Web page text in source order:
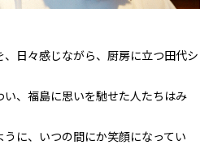
日々感じながら、厨房に立つ田代シ
い、福島に思いを馳せた人たちはみ
に、いつの間にか笑顔になってい